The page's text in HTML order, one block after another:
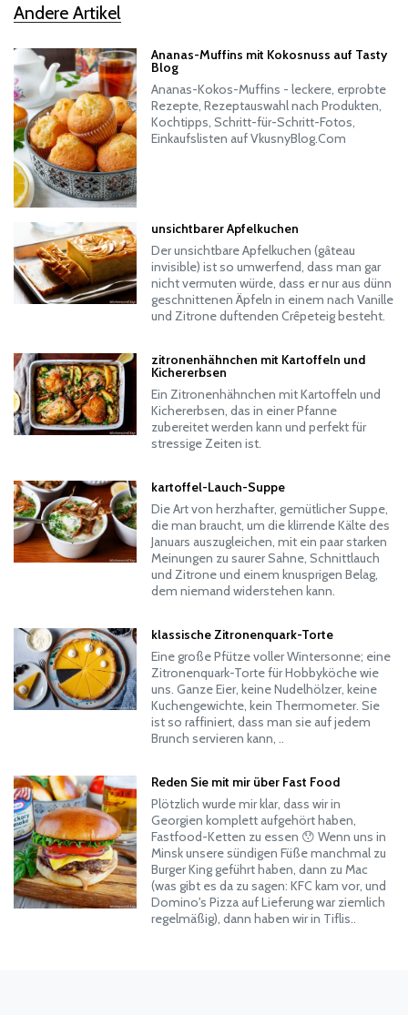
Andere Artikel
Ananas-Muffins mit Kokosnuss auf Tasty
Blog
Ananas-Kokos-Muffins - leckere, erprobte
Rezepte, Rezeptauswahl nach Produkten,
Kochtipps, Schritt-für-Schritt-Fotos,
Einkaufslisten auf VkusnyBlog.Com
unsichtbarer Apfelkuchen
Der unsichtbare Apfelkuchen (gâteau
invisible) ist so umwerfend, dass man gar
nicht vermuten würde, dass er nur aus dünn
geschnittenen Äpfeln in einem nach Vanille
und Zitrone duftenden Crêpeteig besteht.
zitronenhähnchen mit Kartoffeln und
Kichererbsen
Ein Zitronenhähnchen mit Kartoffeln und
Kichererbsen, das in einer Pfanne
zubereitet werden kann und perfekt für
stressige Zeiten ist.
kartoffel-Lauch-Suppe
Die Art von herzhafter, gemütlicher Suppe,
die man braucht, um die klirrende Kälte des
Januars auszugleichen, mit ein paar starken
Meinungen zu saurer Sahne, Schnittlauch
und Zitrone und einem knusprigen Belag,
dem niemand widerstehen kann.
klassische Zitronenquark-Torte
Eine große Pfütze voller Wintersonne; eine
Zitronenquark-Torte für Hobbyköche wie
uns. Ganze Eier, keine Nudelhölzer, keine
Kuchengewichte, kein Thermometer. Sie
ist so raffiniert, dass man sie auf jedem
Brunch servieren kann, ..
Reden Sie mit mir über Fast Food
Plötzlich wurde mir klar, dass wir in
Georgien komplett aufgehört haben,
Fastfood-Ketten zu essen 😯 Wenn uns in
Minsk unsere sündigen Füße manchmal zu
Burger King geführt haben, dann zu Mac
(was gibt es da zu sagen: KFC kam vor, und
Domino's Pizza auf Lieferung war ziemlich
regelmäßig), dann haben wir in Tiflis..